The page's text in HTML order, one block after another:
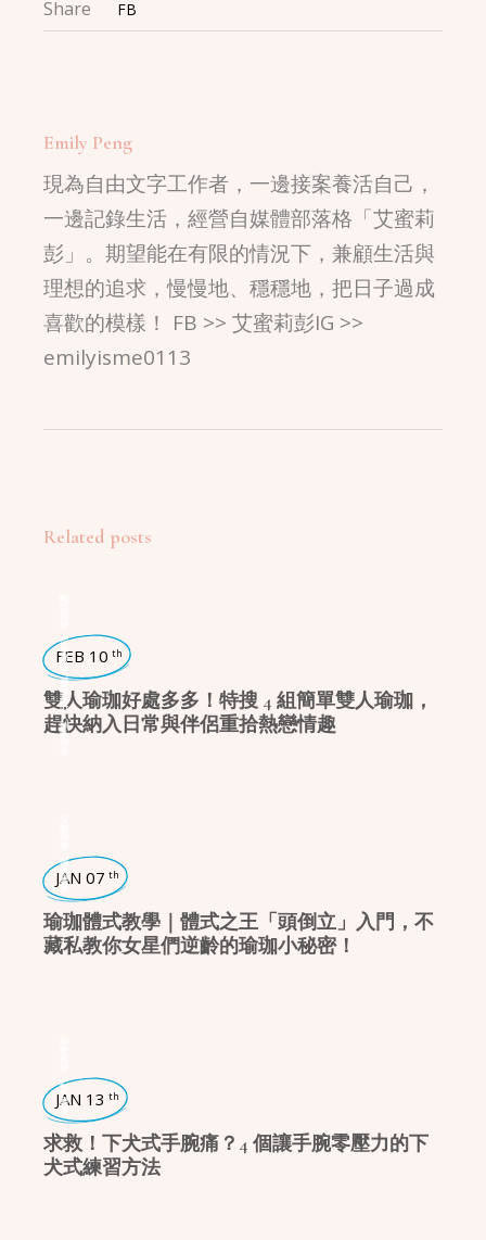
Share FB
Emily Peng
現為自由文字工作者，一邊接案養活自己，
一邊記錄生活，經營自媒體部落格「艾蜜莉
彭」。期望能在有限的情況下，兼顧生活與
理想的追求，慢慢地、穩穩地，把日子過成
喜歡的模樣！ FB >> 艾蜜莉彭IG >>
emilyisme0113
Related posts
瑜珈學堂
日常瑜珈
瑜珈生活
FEB 10 th
雙人瑜珈好處多多！特搜 4 組簡單雙人瑜珈，
趕快納入日常與伴侶重拾熱戀情趣
瑜珈學堂
JAN 07 th
瑜珈體式教學｜體式之王「頭倒立」入門，不
藏私教你女星們逆齡的瑜珈小秘密！
瑜珈入門
JAN 13 th
求救！下犬式手腕痛？4 個讓手腕零壓力的下
犬式練習方法